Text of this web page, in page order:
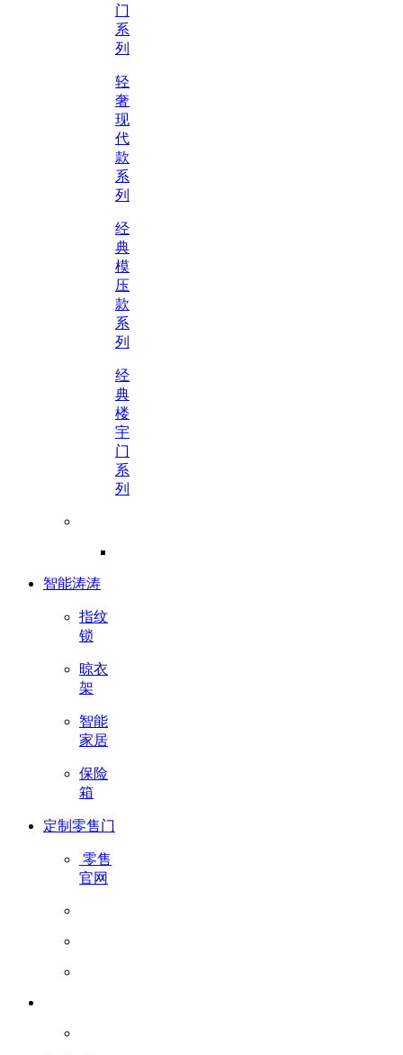
门
系
列
轻
奢
现
代
款
系
列
经
典
模
压
款
系
列
经
典
楼
宇
门
系
列
智能涛涛
指纹
锁
晾衣
架
智能
家居
保险
箱
定制零售门
零售
官网